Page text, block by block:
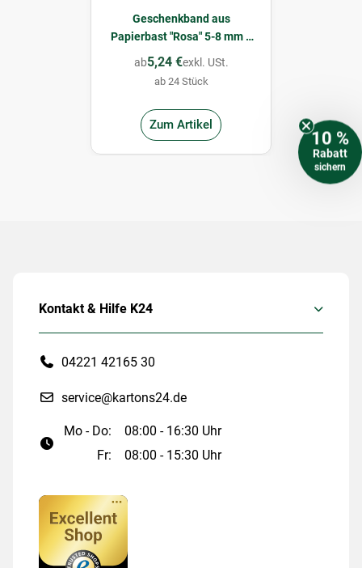
Geschenkband aus
Papierbast "Rosa" 5-8 mm x
200 m
ab5,24 €exkl. USt.
ab 24 Stück
Zum Artikel
Kontakt & Hilfe K24
04221 42165 30
service@kartons24.de
Mo - Do:
08:00 - 16:30 Uhr
Fr:
08:00 - 15:30 Uhr
10 %
Rabatt
sichern